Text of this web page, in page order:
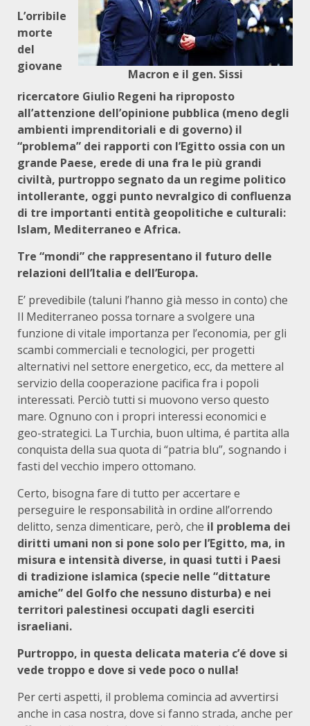
Macron e il gen. Sissi
L’orribile
morte
del
giovane
ricercatore Giulio Regeni ha riproposto
all’attenzione dell’opinione pubblica (meno degli
ambienti imprenditoriali e di governo) il
“problema” dei rapporti con l’Egitto ossia con un
grande Paese, erede di una fra le più grandi
civiltà, purtroppo segnato da un regime politico
intollerante, oggi punto nevralgico di confluenza
di tre importanti entità geopolitiche e culturali:
Islam, Mediterraneo e Africa.
Tre “mondi” che rappresentano il futuro delle
relazioni dell’Italia e dell’Europa.
E’ prevedibile (taluni l’hanno già messo in conto) che
Il Mediterraneo possa tornare a svolgere una
funzione di vitale importanza per l’economia, per gli
scambi commerciali e tecnologici, per progetti
alternativi nel settore energetico, ecc, da mettere al
servizio della cooperazione pacifica fra i popoli
interessati. Perciò tutti si muovono verso questo
mare. Ognuno con i propri interessi economici e
geo-strategici. La Turchia, buon ultima, é partita alla
conquista della sua quota di “patria blu”, sognando i
fasti del vecchio impero ottomano.
Certo, bisogna fare di tutto per accertare e
perseguire le responsabilità in ordine all’orrendo
delitto, senza dimenticare, però, che il problema dei
diritti umani non si pone solo per l’Egitto, ma, in
misura e intensità diverse, in quasi tutti i Paesi
di tradizione islamica (specie nelle “dittature
amiche” del Golfo che nessuno disturba) e nei
territori palestinesi occupati dagli eserciti
israeliani.
Purtroppo, in questa delicata materia c’é dove si
vede troppo e dove si vede poco o nulla!
Per certi aspetti, il problema comincia ad avvertirsi
anche in casa nostra, dove si fanno strada, anche per